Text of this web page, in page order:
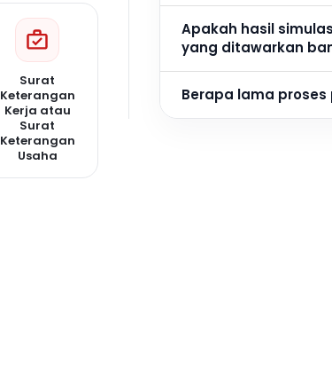
Surat
Keterangan
Kerja atau
Surat
Keterangan
Usaha
Apakah hasil
yang ditawarkan
Berapa lama proses